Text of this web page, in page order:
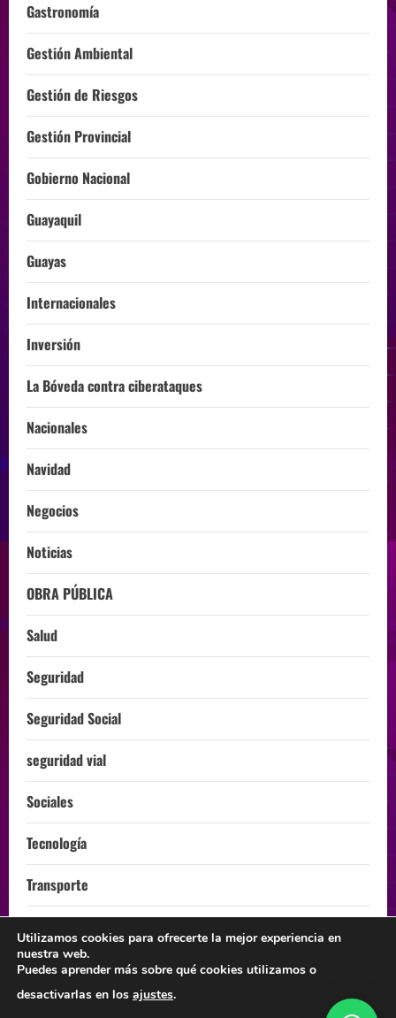
Gastronomía
Gestión Ambiental
Gestión de Riesgos
Gestión Provincial
Gobierno Nacional
Guayaquil
Guayas
Internacionales
Inversión
La Bóveda contra ciberataques
Nacionales
Navidad
Negocios
Noticias
OBRA PÚBLICA
Salud
Seguridad
Seguridad Social
seguridad vial
Sociales
Tecnología
Transporte
ÚLTIMA HORA
Utilizamos cookies para ofrecerte la mejor experiencia en
nuestra web.
Puedes aprender más sobre qué cookies utilizamos o
desactivarlas en los ajustes.